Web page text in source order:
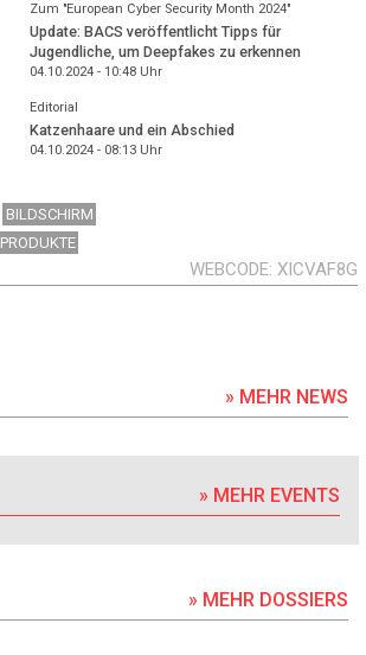
Zum "European Cyber Security Month 2024"
Update: BACS veröffentlicht Tipps für
Jugendliche, um Deepfakes zu erkennen
04.10.2024 - 10:48Uhr
Editorial
Katzenhaare und ein Abschied
04.10.2024 - 08:13Uhr
BILDSCHIRM
PRODUKTE
WEBCODE XICVAF8G
» MEHR NEWS
» MEHR EVENTS
» MEHR DOSSIERS